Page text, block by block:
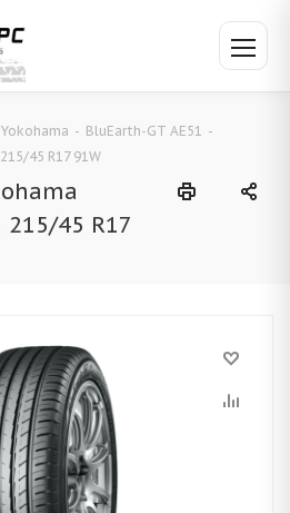
Yokohama - BluEarth-GT AE51 -
45 R17 91W
215/45 R17